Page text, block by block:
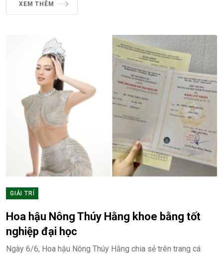
XEM THÊM
GIẢI TRÍ
Hoa hậu Nông Thúy Hằng khoe bằng tốt
nghiệp đại học
Ngày 6/6, Hoa hậu Nông Thúy Hằng chia sẻ trên trang cá